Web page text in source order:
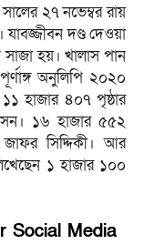
২৭ নভেম্বর রায়
দণ্ড দেওয়া
হয়। খালাস পান
অনুলিপি ২০২০
হাজার ৪০৭ পৃষ্ঠার
১৬ হাজার ৫৫২
সিদ্দিকী। আর
১ হাজার ১০০
Social Media